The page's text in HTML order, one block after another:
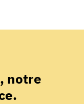
notre